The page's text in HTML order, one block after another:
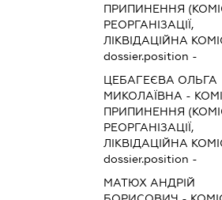
ПРИПИНЕННЯ
РЕОРГАНІЗАЦІЇ,
ЛІКВІДАЦІЙНА
dossier.position -
ЦЕБАГЕЄВА ОЛЬГА
МИКОЛАЇВНА -
ПРИПИНЕННЯ
РЕОРГАНІЗАЦІЇ,
ЛІКВІДАЦІЙНА
dossier.position -
МАТЮХ АНДРІЙ